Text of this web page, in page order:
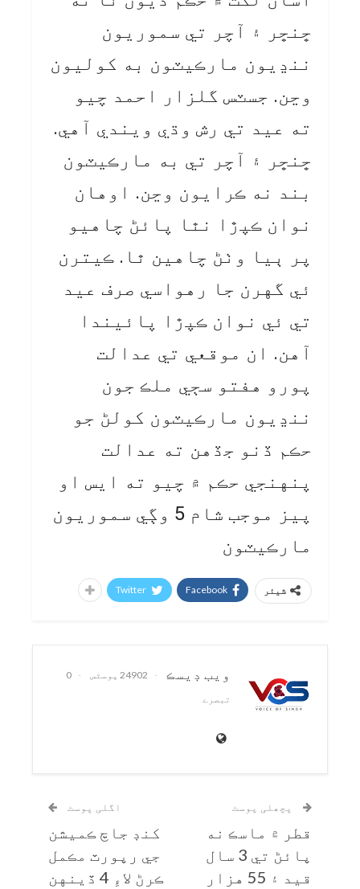
ڇنڇر ۽ آچر تي سموريون
ننڍيون مارڪيٽون به کوليون
وڃن. جسٽس گلزار احمد چيو
ته عيد تي رش وڌي ويندي آهي.
ڇنڇر ۽ آچر تي به مارڪيٽون
بند نه ڪرايون وڃن. اوهان
نوان ڪپڙا نٿا پائڻ چاهيو
پر ٻيا وٺڻ چاهين ٿا. ڪيترن
ئي گهرن جا رهواسي صرف عيد
تي ئي نوان ڪپڙا پائيندا
آهن. ان موقعي تي عدالت
پورو هفتو سڄي ملڪ جون
ننڍيون مارڪيٽون کولڻ جو
حڪم ڏنو جڏهن ته عدالت
پنهنجي حڪم ۾ چيو ته ايس او
پيز موجب شام 5 وڳي سموريون
مارڪيٽون
شیئر Facebook
Twitter
ويب ڊيسڪ 24902 پوسٹس
0
تبصرے
پچھلی پوسٹ
قطر ۾ ماسڪ نه
پائڻ تي 3 سال
قيد ۽ 55 هزار
اگلی پوسٹ
کنڊ جاچ ڪميشن
جي رپورٽ مڪمل
ڪرڻ لاءِ 4 ڏينهن